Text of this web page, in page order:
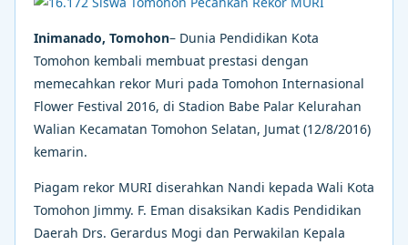
Inimanado, Tomohon– Dunia Pendidikan Kota
Tomohon kembali membuat prestasi dengan
memecahkan rekor Muri pada Tomohon Internasional
Flower Festival 2016, di Stadion Babe Palar Kelurahan
Walian Kecamatan Tomohon Selatan, Jumat (12/8/2016)
kemarin.
Piagam rekor MURI diserahkan Nandi kepada Wali Kota
Tomohon Jimmy. F. Eman disaksikan Kadis Pendidikan
Daerah Drs. Gerardus Mogi dan Perwakilan Kepala